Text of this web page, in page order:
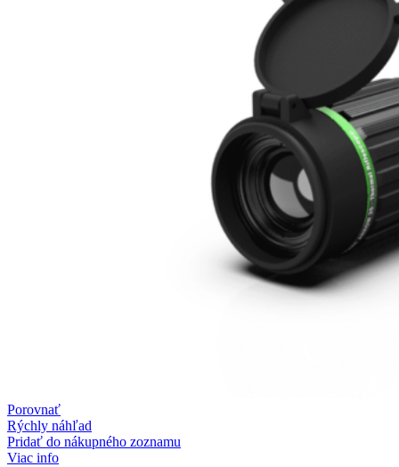
Porovnať
Rýchly náhľad
Pridať do nákupného zoznamu
Viac info